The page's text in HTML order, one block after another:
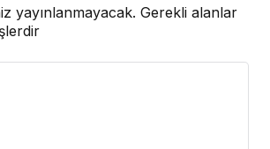
yayınlanmayacak. Gerekli alanlar